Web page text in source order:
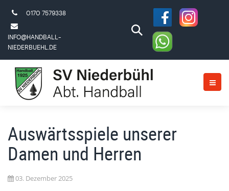
0170 7579338
INFO@HANDBALL-
NIEDERBUEHL.DE
Auswärtsspiele unserer
Damen und Herren
03. Dezember 2025